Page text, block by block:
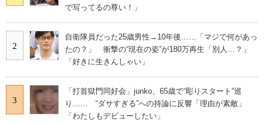
で写ってるの尊い！」
2
自衛隊員だった25歳男性→10年後……「マジで何があっ
たの？」 衝撃の“現在の姿”が180万再生「別人…？」
「好きに生きんしゃい」
3
「打首獄門同好会」junko、65歳で“彫りスタート”巡
り…… “ダサすぎる”への持論に反響「理由が素敵」
「わたしもデビューしたい」